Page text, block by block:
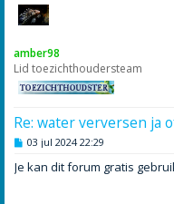
amber98
Lid toezichthoudersteam
Re: water verversen ja
B
r
03 jul 2024 22:29
Je kan dit forum gratis